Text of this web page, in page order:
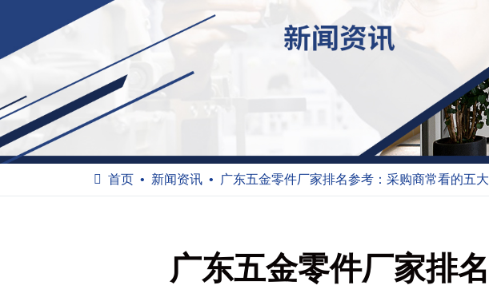
首页 新闻资讯 广东五金零件厂家排名参考：采购商常看的五
广东五金零件厂家排